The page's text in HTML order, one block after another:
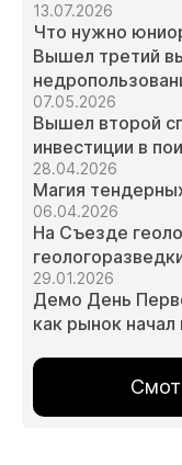
13.07.2026
Что нужно
Вышел третий
07.05.2026
Вышел второй
инвестиции в
28.04.2026
Магия
06.04.2026
На Съезде
29.01.2026
Демо День
как рынок